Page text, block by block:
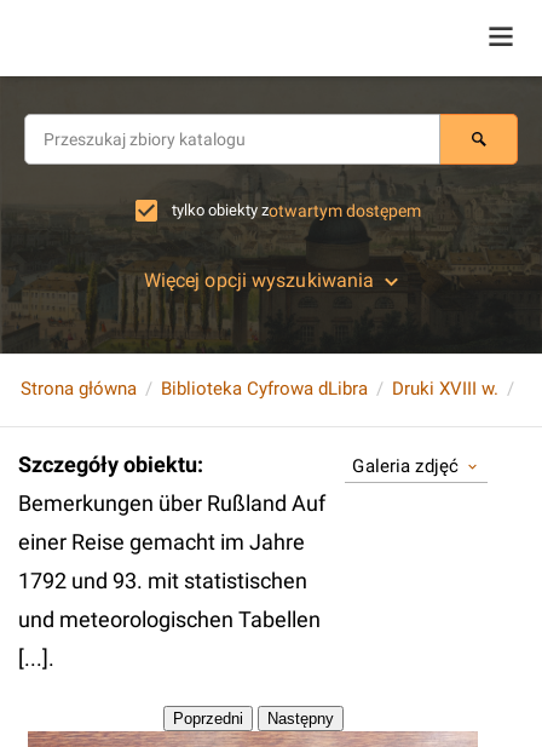
tylko obiekty zotwartym dostępem
Więcej opcji wyszukiwania
Strona główna Biblioteka Cyfrowa dLibra Druki XVIII w.
Szczegóły obiektu:
Bemerkungen über Rußland Auf
einer Reise gemacht im Jahre
1792 und 93. mit statistischen
und meteorologischen Tabellen
[...].
Galeria zdjęć